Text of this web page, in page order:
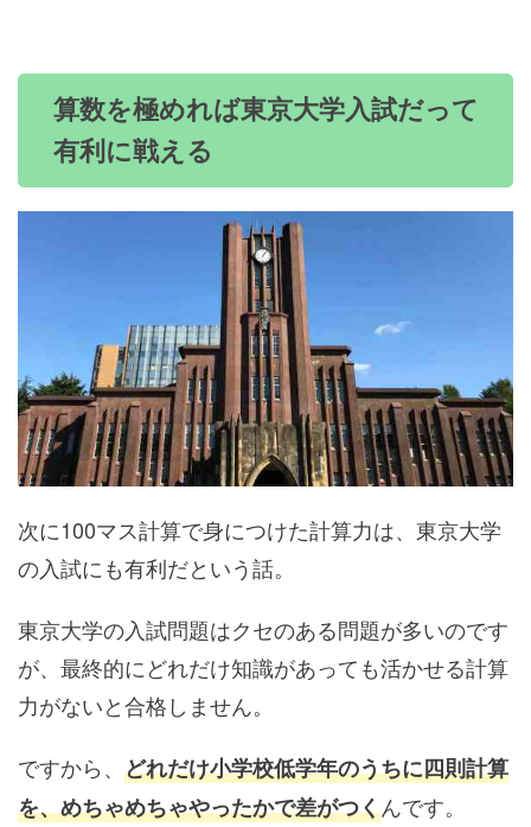
算数を極めれば東京大学入試だって
有利に戦える
次に100マス計算で身につけた計算力は、東京大学
の入試にも有利だという話。
東京大学の入試問題はクセのある問題が多いのです
が、最終的にどれだけ知識があっても活かせる計算
力がないと合格しません。
ですから、 どれだけ小学校低学年のうちに四則計算
を、めちゃめちゃやったかで差がつくんです。